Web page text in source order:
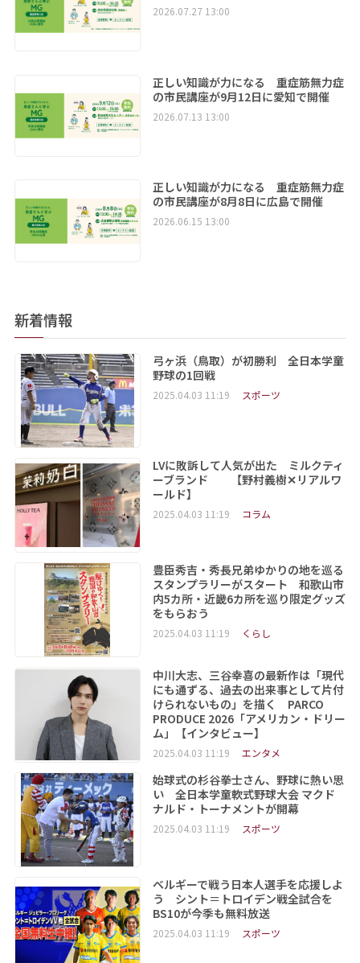
2026.07.27 13:00
正しい知識が力になる 重症筋無力症
の市民講座が9月12日に愛知で開催
2026.07.13 13:00
正しい知識が力になる 重症筋無力症
の市民講座が8月8日に広島で開催
2026.06.15 13:00
新着情報
弓ヶ浜（鳥取）が初勝利 全日本学童
野球の1回戦
2025.04.03 11:19 スポーツ
LVに敗訴して人気が出た ミルクティ
ーブランド 【野村義樹✕リアルワ
ールド】
2025.04.03 11:19 コラム
豊臣秀吉・秀長兄弟ゆかりの地を巡る
スタンプラリーがスタート 和歌山市
内5カ所・近畿6カ所を巡り限定グッズ
をもらおう
2025.04.03 11:19 くらし
中川大志、三谷幸喜の最新作は「現代
にも通ずる、過去の出来事として片付
けられないもの」を描く PARCO
PRODUCE 2026「アメリカン・ドリー
ム」【インタビュー】
2025.04.03 11:19 エンタメ
始球式の杉谷拳士さん、野球に熱い思
い 全日本学童軟式野球大会 マクド
ナルド・トーナメントが開幕
2025.04.03 11:19 スポーツ
ベルギーで戦う日本人選手を応援しよ
う シント＝トロイデン戦全試合を
BS10が今季も無料放送
2025.04.03 11:19 スポーツ